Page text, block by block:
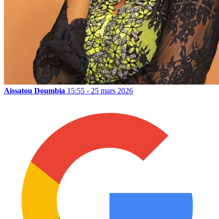
Aissatou Doumbia 15:55 - 25 mars 2026